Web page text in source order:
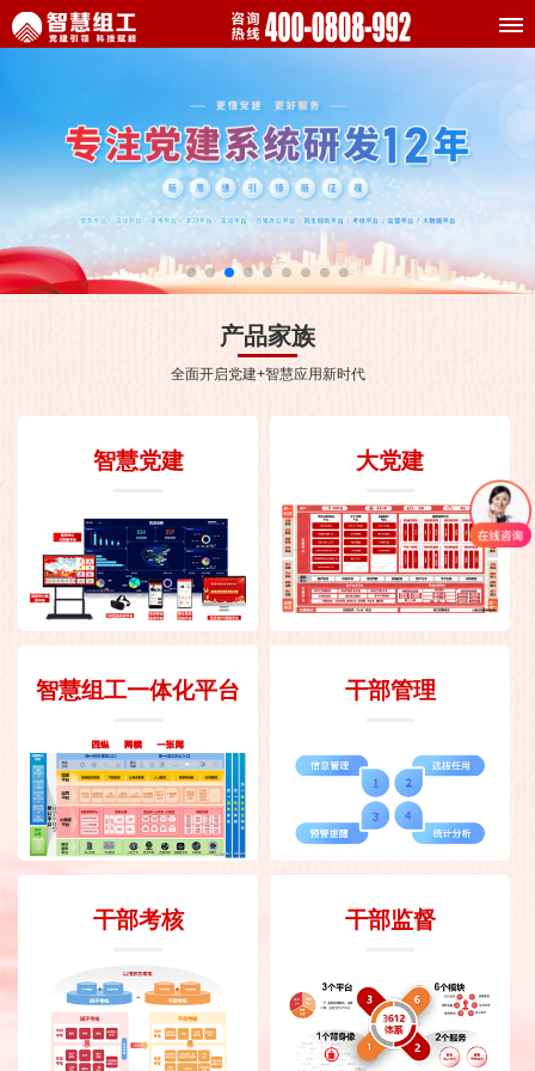
产品家族
全面开启党建+智慧应用新时代
智慧党建 大党建
智慧组工一体化平台 干部管理
干部考核 干部监督